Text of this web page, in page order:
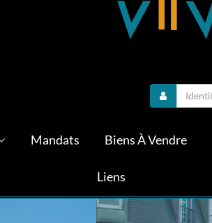
Mandats Biens À Vendre
Liens